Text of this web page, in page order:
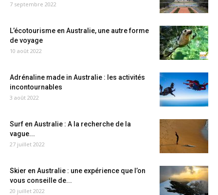
7 septembre 2022
L’écotourisme en Australie, une autre forme
de voyage
10 août 2022
Adrénaline made in Australie : les activités
incontournables
3 août 2022
Surf en Australie : A la recherche de la
vague...
27 juillet 2022
Skier en Australie : une expérience que l’on
vous conseille de...
20 juillet 2022